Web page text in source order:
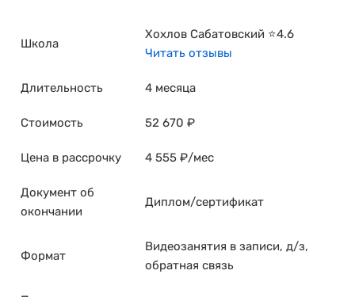
Школа
Хохлов Сабатовский ⭐4.6
Читать отзывы
Длительность 4 месяца
Стоимость 52 670 ₽
Цена в рассрочку 4 555 ₽/мес
Документ об
окончании
Диплом/сертификат
Формат
Видеозанятия в записи, д/з,
обратная связь